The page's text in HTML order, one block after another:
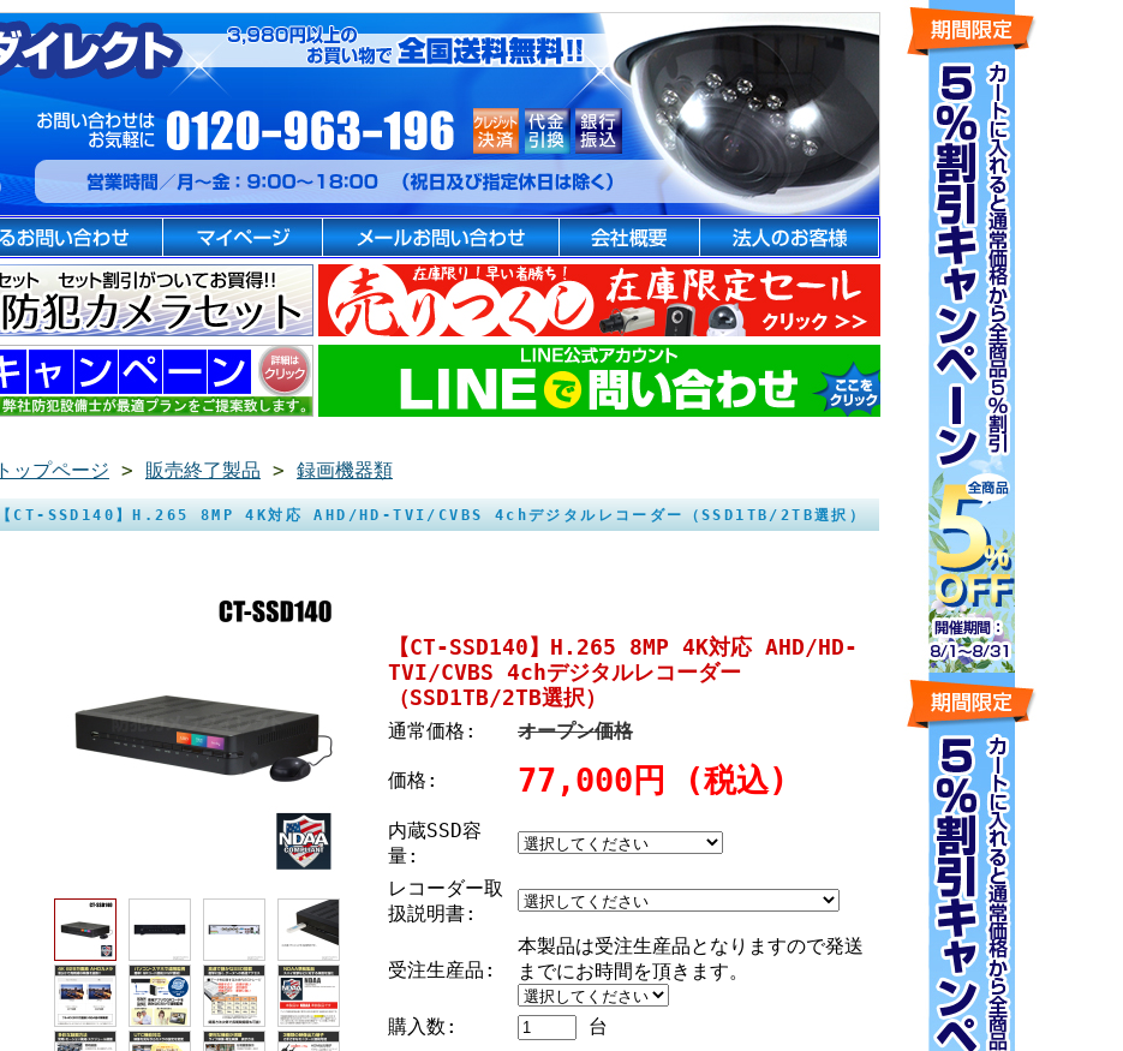
トップページ > 販売終了製品 > 録画機器類
【CT-SSD140】H.265 8MP 4K対応 AHD/HD-TVI/CVBS 4chデジタルレコーダー（SSD1TB/2TB選択）
【CT-SSD140】H.265 8MP 4K対応 AHD/HD-
TVI/CVBS 4chデジタルレコーダー
（SSD1TB/2TB選択）
通常価格: オープン価格
価格: 77,000円 (税込)
内蔵SSD容
量:
レコーダー取
扱説明書:
受注生産品:
本製品は受注生産品となりますので発送
までにお時間を頂きます。
購入数: 台